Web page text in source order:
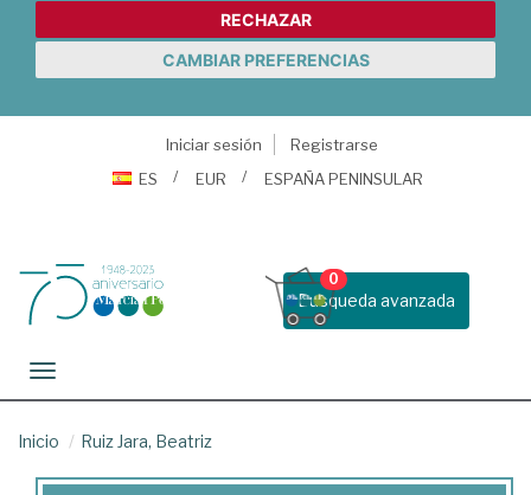
RECHAZAR
CAMBIAR PREFERENCIAS
Iniciar sesión
Registrarse
ES
EUR ESPAÑA PENINSULAR
Busqueda avanzada
0
Toggle navigation
Inicio Ruiz Jara, Beatriz